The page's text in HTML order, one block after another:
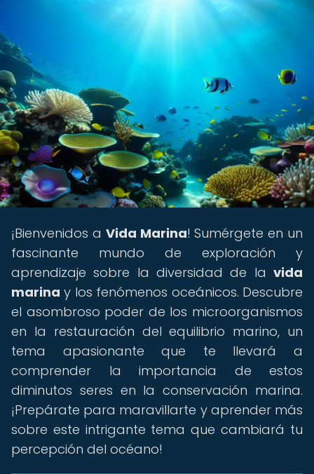
¡Bienvenidos a Vida Marina! Sumérgete en un
fascinante mundo de exploración y
aprendizaje sobre la diversidad de la vida
marina y los fenómenos oceánicos. Descubre
el asombroso poder de los microorganismos
en la restauración del equilibrio marino, un
tema apasionante que te llevará a
comprender la importancia de estos
diminutos seres en la conservación marina.
¡Prepárate para maravillarte y aprender más
sobre este intrigante tema que cambiará tu
percepción del océano!